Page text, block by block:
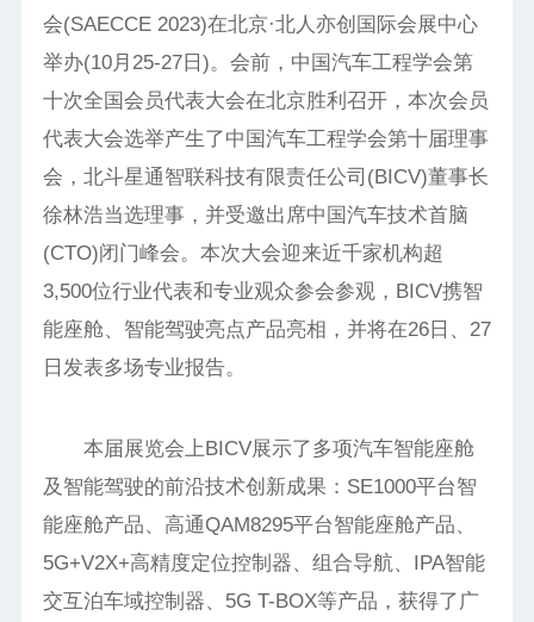
会(SAECCE 2023)在北京·北人亦创国际会展中心
举办(10月25-27日)。会前，中国汽车工程学会第
十次全国会员代表大会在北京胜利召开，本次会员
代表大会选举产生了中国汽车工程学会第十届理事
会，北斗星通智联科技有限责任公司(BICV)董事长
徐林浩当选理事，并受邀出席中国汽车技术首脑
(CTO)闭门峰会。本次大会迎来近千家机构超
3,500位行业代表和专业观众参会参观，BICV携智
能座舱、智能驾驶亮点产品亮相，并将在26日、27
日发表多场专业报告。
本届展览会上BICV展示了多项汽车智能座舱
及智能驾驶的前沿技术创新成果：SE1000平台智
能座舱产品、高通QAM8295平台智能座舱产品、
5G+V2X+高精度定位控制器、组合导航、IPA智能
交互泊车域控制器、5G T-BOX等产品，获得了广